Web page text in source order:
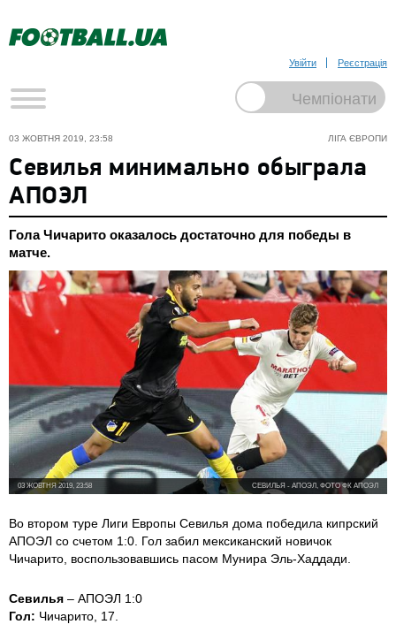
Увійти Реєстрація
ЛІГА ЄВРОПИ
03 ЖОВТНЯ 2019, 23:58
Севилья минимально обыграла
АПОЭЛ
Гола Чичарито оказалось достаточно для победы в
матче.
СЕВИЛЬЯ - АПОЭЛ, ФОТО ФК АПОЭЛ
03 ЖОВТНЯ 2019, 23:58
Во втором туре Лиги Европы Севилья дома победила кипрский
АПОЭЛ со счетом 1:0. Гол забил мексиканский новичок
Чичарито, воспользовавшись пасом Мунира Эль-Хаддади.
Севилья – АПОЭЛ 1:0
Гол: Чичарито, 17.